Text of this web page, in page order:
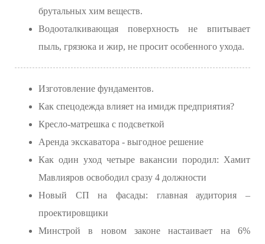
брутальных хим веществ.
Водооталкивающая поверхность не впитывает
пыль, грязюка и жир, не просит особенного ухода.
Изготовление фундаментов.
Как спецодежда влияет на имидж предприятия?
Кресло-матрешка с подсветкой
Аренда экскаватора - выгодное решение
Как один уход четыре вакансии породил: Хамит
Мавлияров освободил сразу 4 должности
Новый СП на фасады: главная аудитория –
проектировщики
Минстрой в новом законе настаивает на 6%